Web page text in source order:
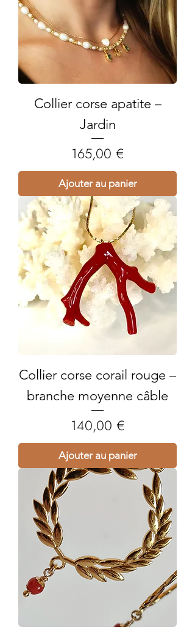
Collier corse apatite –
Jardin
Prix
165,00 €
Ajouter au panier
Collier corse corail rouge –
branche moyenne câble
Prix
140,00 €
Ajouter au panier